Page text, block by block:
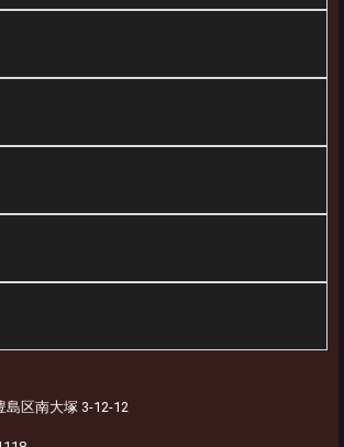
島区南大塚 3-12-12